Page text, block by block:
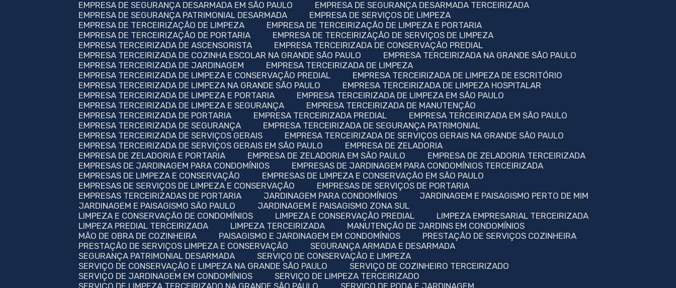
EMPRESA DE SEGURANÇA DESARMADA EM SÃO PAULO
EMPRESA DE SEGURANÇA DESARMADA TERCEIRIZADA
EMPRESA DE SEGURANÇA PATRIMONIAL DESARMADA
EMPRESA DE SERVIÇOS DE LIMPEZA
EMPRESA DE TERCEIRIZAÇÃO DE LIMPEZA
EMPRESA DE TERCEIRIZAÇÃO DE LIMPEZA E PORTARIA
EMPRESA DE TERCEIRIZAÇÃO DE PORTARIA
EMPRESA DE TERCEIRIZAÇÃO DE SERVIÇOS DE LIMPEZA
EMPRESA TERCEIRIZADA DE ASCENSORISTA
EMPRESA TERCEIRIZADA DE CONSERVAÇÃO PREDIAL
EMPRESA TERCEIRIZADA DE COZINHA ESCOLAR NA GRANDE SÃO PAULO
EMPRESA TERCEIRIZADA NA GRANDE SÃO PAULO
EMPRESA TERCEIRIZADA DE JARDINAGEM
EMPRESA TERCEIRIZADA DE LIMPEZA
EMPRESA TERCEIRIZADA DE LIMPEZA E CONSERVAÇÃO PREDIAL
EMPRESA TERCEIRIZADA DE LIMPEZA DE ESCRITÓRIO
EMPRESA TERCEIRIZADA DE LIMPEZA NA GRANDE SÃO PAULO
EMPRESA TERCEIRIZADA DE LIMPEZA HOSPITALAR
EMPRESA TERCEIRIZADA DE LIMPEZA E PORTARIA
EMPRESA TERCEIRIZADA DE LIMPEZA EM SÃO PAULO
EMPRESA TERCEIRIZADA DE LIMPEZA E SEGURANÇA
EMPRESA TERCEIRIZADA DE MANUTENÇÃO
EMPRESA TERCEIRIZADA DE PORTARIA
EMPRESA TERCEIRIZADA PREDIAL
EMPRESA TERCEIRIZADA EM SÃO PAULO
EMPRESA TERCEIRIZADA DE SEGURANÇA
EMPRESA TERCEIRIZADA DE SEGURANÇA PATRIMONIAL
EMPRESA TERCEIRIZADA DE SERVIÇOS GERAIS
EMPRESA TERCEIRIZADA DE SERVIÇOS GERAIS NA GRANDE SÃO PAULO
EMPRESA TERCEIRIZADA DE SERVIÇOS GERAIS EM SÃO PAULO
EMPRESA DE ZELADORIA
EMPRESA DE ZELADORIA E PORTARIA
EMPRESA DE ZELADORIA EM SÃO PAULO
EMPRESA DE ZELADORIA TERCEIRIZADA
EMPRESAS DE JARDINAGEM PARA CONDOMÍNIOS
EMPRESAS DE JARDINAGEM PARA CONDOMÍNIOS TERCEIRIZADA
EMPRESAS DE LIMPEZA E CONSERVAÇÃO
EMPRESAS DE LIMPEZA E CONSERVAÇÃO EM SÃO PAULO
EMPRESAS DE SERVIÇOS DE LIMPEZA E CONSERVAÇÃO
EMPRESAS DE SERVIÇOS DE PORTARIA
EMPRESAS TERCEIRIZADAS DE PORTARIA
JARDINAGEM PARA CONDOMÍNIOS
JARDINAGEM E PAISAGISMO PERTO DE MIM
JARDINAGEM E PAISAGISMO SÃO PAULO
JARDINAGEM E PAISAGISMO ZONA SUL
LIMPEZA E CONSERVAÇÃO DE CONDOMÍNIOS
LIMPEZA E CONSERVAÇÃO PREDIAL
LIMPEZA EMPRESARIAL TERCEIRIZADA
LIMPEZA PREDIAL TERCEIRIZADA
LIMPEZA TERCEIRIZADA
MANUTENÇÃO DE JARDINS EM CONDOMÍNIOS
MÃO DE OBRA DE COZINHEIRA
PAISAGISMO E JARDINAGEM EM CONDOMÍNIOS
PRESTAÇÃO DE SERVIÇOS COZINHEIRA
PRESTAÇÃO DE SERVIÇOS LIMPEZA E CONSERVAÇÃO
SEGURANÇA ARMADA E DESARMADA
SEGURANÇA PATRIMONIAL DESARMADA
SERVIÇO DE CONSERVAÇÃO E LIMPEZA
SERVIÇO DE CONSERVAÇÃO E LIMPEZA NA GRANDE SÃO PAULO
SERVIÇO DE COZINHEIRO TERCEIRIZADO
SERVIÇO DE JARDINAGEM EM CONDOMÍNIOS
SERVIÇO DE LIMPEZA TERCEIRIZADO
SERVIÇO DE LIMPEZA TERCEIRIZADO NA GRANDE SÃO PAULO
SERVIÇO DE PODA E JARDINAGEM